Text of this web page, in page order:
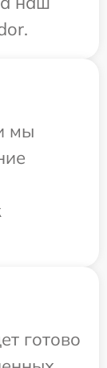
мы
готово